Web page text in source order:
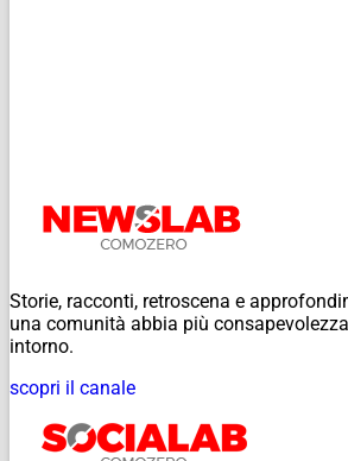
Storie, racconti, retroscena e
una comunità abbia più
intorno.
scopri il canale